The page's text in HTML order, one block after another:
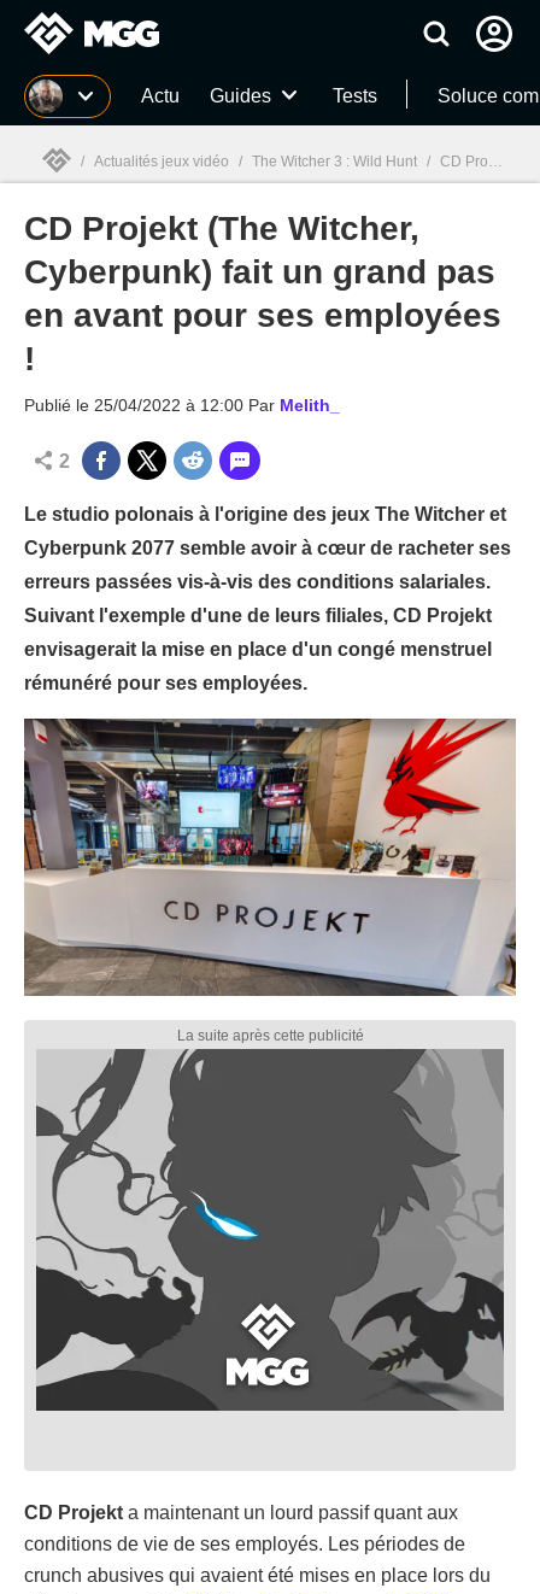
MGG Actu Guides Tests Soluce
MGG
/ Actualités jeux vidéo / The Witcher 3 : Wild Hunt / CD Projekt (The Witcher, Cyberpunk) fait un grand pas en avant pour ses employées !
CD Projekt (The Witcher,
Cyberpunk) fait un grand pas
en avant pour ses employées
!
Publié le 25/04/2022 à 12:00 Par Melith_
2
Le studio polonais à l'origine des jeux The Witcher et
Cyberpunk 2077 semble avoir à cœur de racheter ses
erreurs passées vis-à-vis des conditions salariales.
Suivant l'exemple d'une de leurs filiales, CD Projekt
envisagerait la mise en place d'un congé menstruel
rémunéré pour ses employées.
CD Projekt a maintenant un lourd passif quant aux
conditions de vie de ses employés. Les périodes de
crunch abusives qui avaient été mises en place lors du